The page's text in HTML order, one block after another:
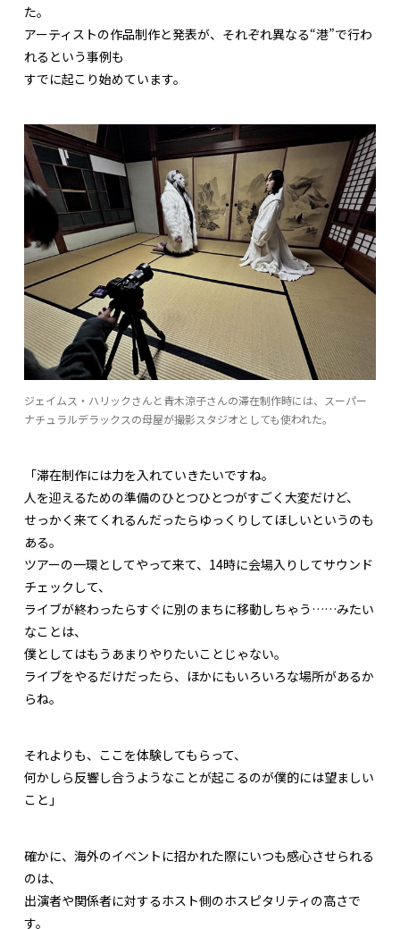
た。
アーティストの作品制作と発表が、それぞれ異なる“港”で行わ
れるという事例も
すでに起こり始めています。
ジェイムス・ハリックさんと青木涼子さんの滞在制作時には、スーパー
ナチュラルデラックスの母屋が撮影スタジオとしても使われた。
「滞在制作には力を入れていきたいですね。
人を迎えるための準備のひとつひとつがすごく大変だけど、
せっかく来てくれるんだったらゆっくりしてほしいというのも
ある。
ツアーの一環としてやって来て、14時に会場入りしてサウンド
チェックして、
ライブが終わったらすぐに別のまちに移動しちゃう……みたい
なことは、
僕としてはもうあまりやりたいことじゃない。
ライブをやるだけだったら、ほかにもいろいろな場所があるか
らね。
それよりも、ここを体験してもらって、
何かしら反響し合うようなことが起こるのが僕的には望ましい
こと」
確かに、海外のイベントに招かれた際にいつも感心させられる
のは、
出演者や関係者に対するホスト側のホスピタリティの高さで
す。